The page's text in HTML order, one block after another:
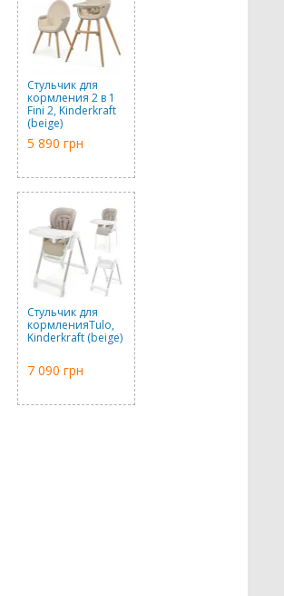
Стульчик для
кормления 2 в 1
Fini 2, Kinderkraft
(beige)
5 890 грн
Стульчик для
кормленияTulo,
Kinderkraft (beige)
7 090 грн